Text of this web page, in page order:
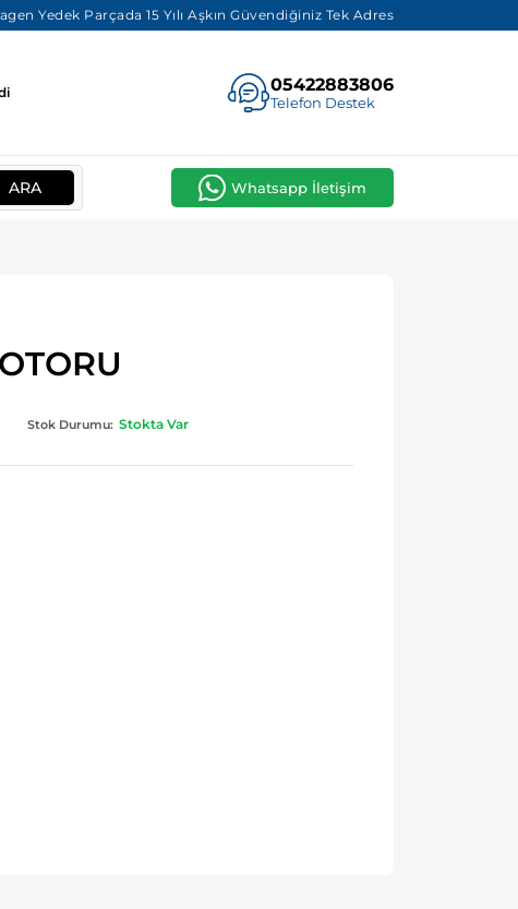
Yedek Parçada 15 Yılı Aşkın Güvendiğiniz Tek Adres
05422883806
Telefon Destek
ARA Whatsapp İletişim
Stok Durumu: Stokta Var